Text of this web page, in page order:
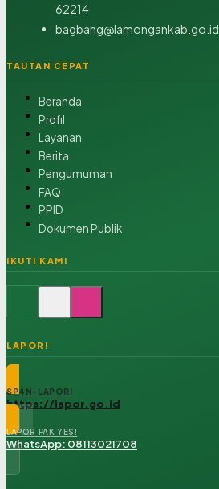
62214
bagbang@lamongankab.go.id
TAUTAN CEPAT
Beranda
Profil
Layanan
Berita
Pengumuman
FAQ
PPID
Dokumen Publik
IKUTI KAMI
LAPOR!
SP4N-LAPOR!
https://lapor.go.id
LAPOR PAK YES!
WhatsApp: 08113021708